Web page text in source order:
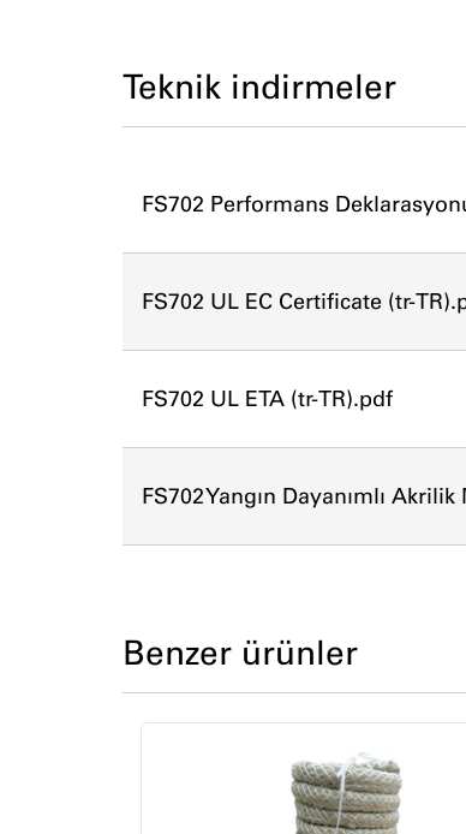
Teknik indirmeler
FS702 Performans
FS702 UL EC Certificate (tr-
FS702 UL ETA (tr-TR).pdf
FS702 Yangın Dayanımlı
Benzer ürünler